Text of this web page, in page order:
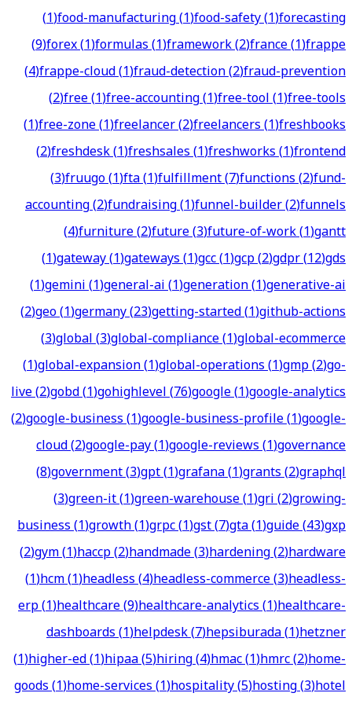
(1)food-manufacturing(1)food-safety(1)forecasting
(9)forex(1)formulas(1)framework(2)france(1)frappe
(4)frappe-cloud(1)fraud-detection(2)fraud-prevention
(2)free(1)free-accounting(1)free-tool(1)free-tools
(1)free-zone(1)freelancer(2)freelancers(1)freshbooks
(2)freshdesk(1)freshsales(1)freshworks(1)frontend
(3)fruugo(1)fta(1)fulfillment(7)functions(2)fund-
accounting(2)fundraising(1)funnel-builder(2)funnels
(4)furniture(2)future(3)future-of-work(1)gantt
(1)gateway(1)gateways(1)gcc(1)gcp(2)gdpr(12)gds
(1)gemini(1)general-ai(1)generation(1)generative-ai
(2)geo(1)germany(23)getting-started(1)github-actions
(3)global(3)global-compliance(1)global-ecommerce
(1)global-expansion(1)global-operations(1)gmp(2)go-
live(2)gobd(1)gohighlevel(76)google(1)google-analytics
(2)google-business(1)google-business-profile(1)google-
cloud(2)google-pay(1)google-reviews(1)governance
(8)government(3)gpt(1)grafana(1)grants(2)graphql
(3)green-it(1)green-warehouse(1)gri(2)growing-
business(1)growth(1)grpc(1)gst(7)gta(1)guide(43)gxp
(2)gym(1)haccp(2)handmade(3)hardening(2)hardware
(1)hcm(1)headless(4)headless-commerce(3)headless-
erp(1)healthcare(9)healthcare-analytics(1)healthcare-
dashboards(1)helpdesk(7)hepsiburada(1)hetzner
(1)higher-ed(1)hipaa(5)hiring(4)hmac(1)hmrc(2)home-
goods(1)home-services(1)hospitality(5)hosting(3)hotel